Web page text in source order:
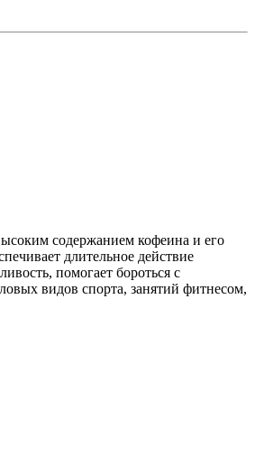
содержанием кофеина и его
длительное действие
помогает бороться с
видов спорта, занятий фитнесом,